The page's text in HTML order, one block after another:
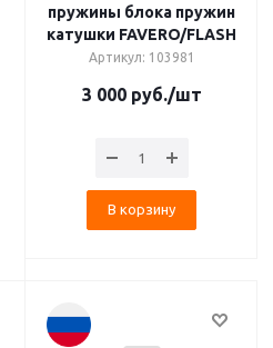
пружины блока пружин
катушки FAVERO/FLASH
Артикул: 103981
3 000руб./шт
В корзину